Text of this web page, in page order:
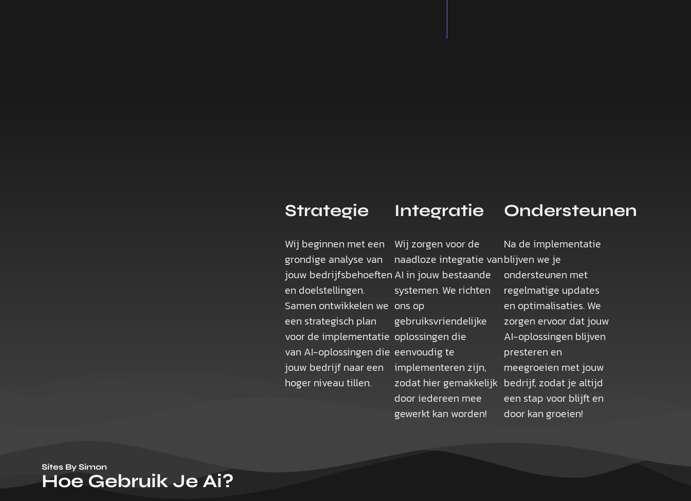
Strategie
Wij beginnen met een
grondige analyse van
jouw bedrijfsbehoeften
en doelstellingen.
Samen ontwikkelen we
een strategisch plan
voor de implementatie
van AI-oplossingen die
jouw bedrijf naar een
hoger niveau tillen.
Integratie
Wij zorgen voor de
naadloze integratie van
AI in jouw bestaande
systemen. We richten
ons op
gebruiksvriendelijke
oplossingen die
eenvoudig te
implementeren zijn,
zodat hier gemakkelijk
door iedereen mee
gewerkt kan worden!
Ondersteunen
Na de implementatie
blijven we je
ondersteunen met
regelmatige updates
en optimalisaties. We
zorgen ervoor dat jouw
AI-oplossingen blijven
presteren en
meegroeien met jouw
bedrijf, zodat je altijd
een stap voor blijft en
door kan groeien!
Sites By Simon
Hoe Gebruik Je Ai?